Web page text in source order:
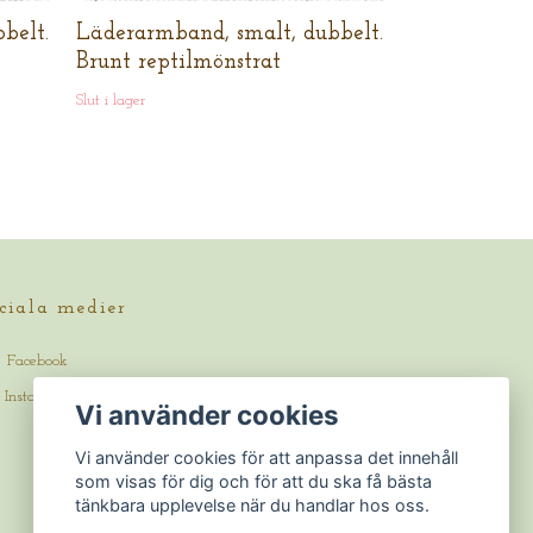
Läderarmband, smalt, dubbelt.
Brunt reptilmönstrat
Slut i lager
medier
Facebook
Instagram
Vi använder cookies
Vi använder cookies för att anpassa det innehåll
som visas för dig och för att du ska få bästa
tänkbara upplevelse när du handlar hos oss.